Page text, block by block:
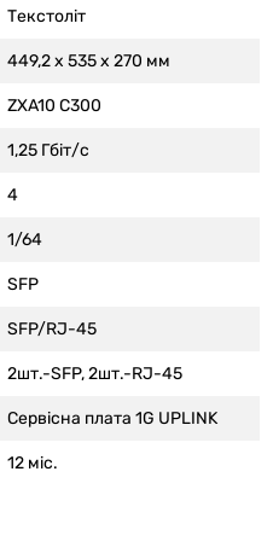
Текстоліт
449,2 x 535 x 270 мм
ZXA10 C300
1,25 Гбіт/с
4
1/64
SFP
SFP/RJ-45
2шт.-SFP, 2шт.-RJ-45
Сервісна плата 1G UPLINK
12 міс.